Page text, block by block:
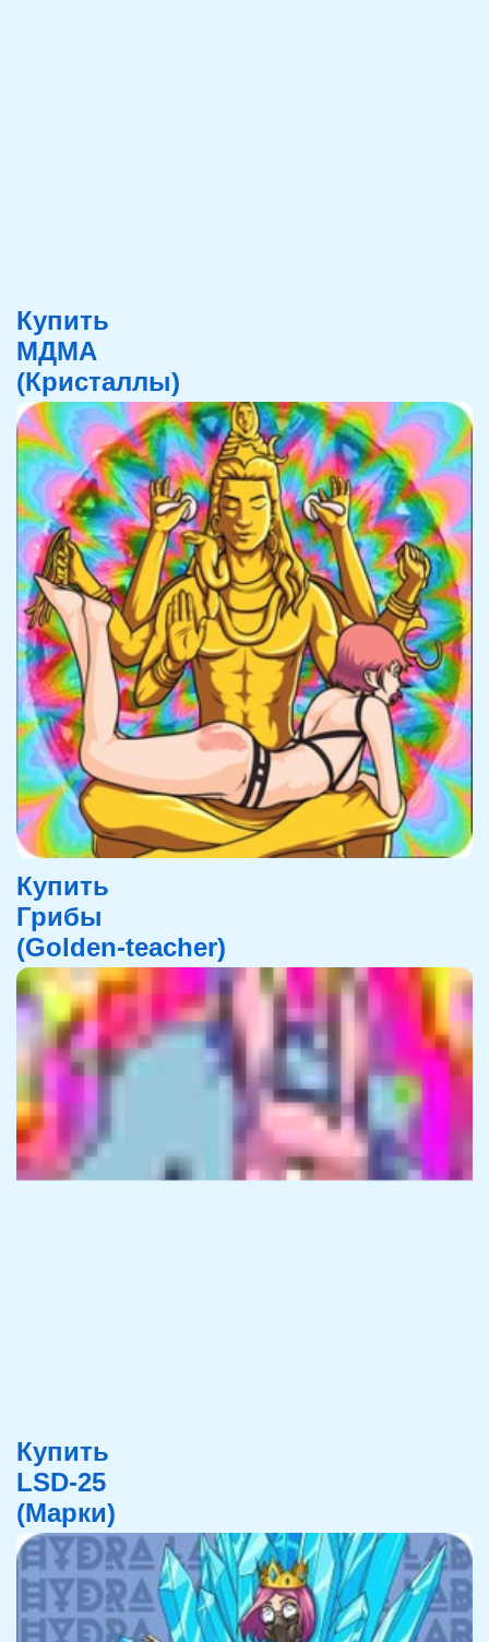
Купить
МДМА
(Кристаллы)
Купить
Грибы
(Golden-teacher)
Купить
LSD-25
(Марки)